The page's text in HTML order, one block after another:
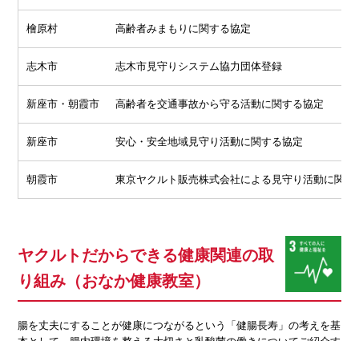
檜原村 高齢者みまもりに関する協定
志木市 志木市見守りシステム協力団体登録
新座市・朝霞市 高齢者を交通事故から守る活動に関する協定
新座市 安心・安全地域見守り活動に関する協定
朝霞市 東京ヤクルト販売株式会社による見守り活動に関す
ヤクルトだからできる健康関連の取
り組み（おなか健康教室）
腸を丈夫にすることが健康につながるという「健腸長寿」の考えを基